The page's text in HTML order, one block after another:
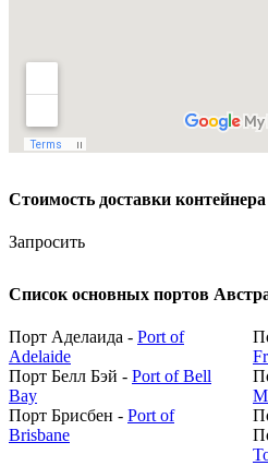
Стоимость доставки
Запросить
Список основных портов
Порт Аделаида - Port of
Adelaide
Порт Белл Бэй - Port of Bell
Bay
Порт Брисбен - Port of
Brisbane